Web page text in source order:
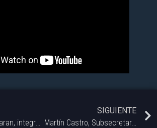
SIGUIENTE
Martín Castro, Subsecretario de Planificación y Desarrollo Urbano MBB